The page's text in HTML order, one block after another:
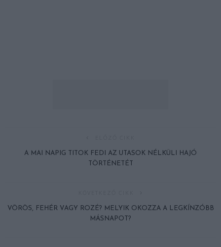
A MAI NAPIG TITOK FEDI AZ UTASOK NÉLKÜLI HAJÓ
TÖRTÉNETÉT
VÖRÖS, FEHÉR VAGY ROZÉ? MELYIK OKOZZA A LEGKÍNZÓBB
MÁSNAPOT?